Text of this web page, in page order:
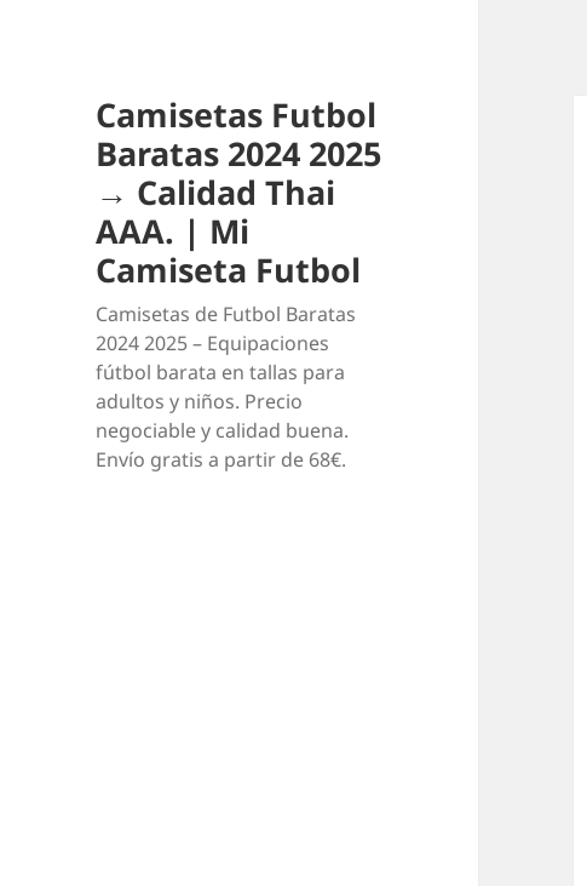
Camisetas Futbol
Baratas 2024 2025
→ Calidad Thai
AAA. | Mi
Camiseta Futbol
Camisetas de Futbol Baratas
2024 2025 – Equipaciones
fútbol barata en tallas para
adultos y niños. Precio
negociable y calidad buena.
Envío gratis a partir de 68€.